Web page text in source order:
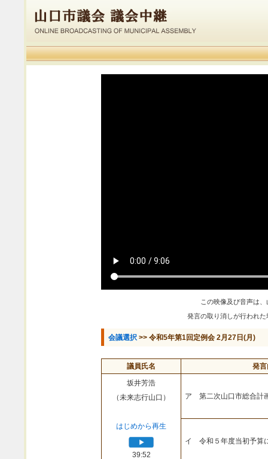
この映像及び音声は
発言の取り消しが行われ
会議選択 >> 令和5年第1回定例会 2月27日(月)
議員氏名 発言
坂井芳浩
（未来志行山口）
はじめから再生
39:52
ア 第二次山口市総合計
イ 令和５年度当初予算